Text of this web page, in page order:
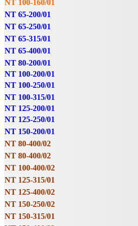
NT 100-160/01
NT 65-200/01
NT 65-250/01
NT 65-315/01
NT 65-400/01
NT 80-200/01
NT 100-200/01
NT 100-250/01
NT 100-315/01
NT 125-200/01
NT 125-250/01
NT 150-200/01
NT 80-400/02
NT 80-400/02
NT 100-400/02
NT 125-315/01
NT 125-400/02
NT 150-250/02
NT 150-315/01